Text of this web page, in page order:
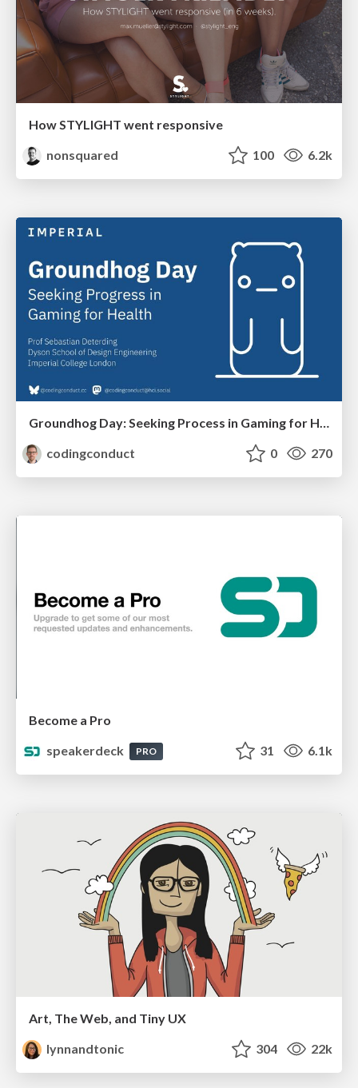
How STYLIGHT went responsive
nonsquared
100 6.2k
Groundhog Day: Seeking Process in Gaming for Health
codingconduct
0 270
Become a Pro
speakerdeck
PRO 31 6.1k
Art, The Web, and Tiny UX
lynnandtonic
304 22k